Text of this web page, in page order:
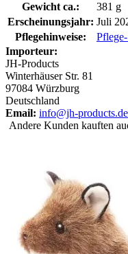
Gewicht ca.:
381 g
Erscheinungsjahr: Juli
Pflegehinweise:
Importeur:
JH-Products
Winterhäuser Str. 81
97084 Würzburg
Deutschland
Email: info@jh-products.de
Andere Kunden kauften